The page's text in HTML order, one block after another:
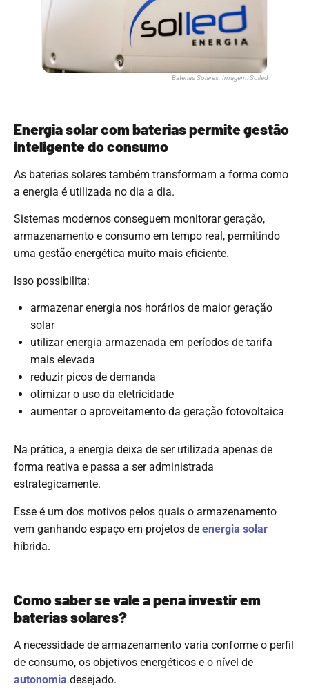
Baterias Solares. Imagem: Solled
Energia solar com baterias permite gestão
inteligente do consumo
As baterias solares também transformam a forma como
a energia é utilizada no dia a dia.
Sistemas modernos conseguem monitorar geração,
armazenamento e consumo em tempo real, permitindo
uma gestão energética muito mais eficiente.
Isso possibilita:
armazenar energia nos horários de maior geração
solar
utilizar energia armazenada em períodos de tarifa
mais elevada
reduzir picos de demanda
otimizar o uso da eletricidade
aumentar o aproveitamento da geração fotovoltaica
Na prática, a energia deixa de ser utilizada apenas de
forma reativa e passa a ser administrada
estrategicamente.
Esse é um dos motivos pelos quais o armazenamento
vem ganhando espaço em projetos de energia solar
híbrida.
Como saber se vale a pena investir em
baterias solares?
A necessidade de armazenamento varia conforme o perfil
de consumo, os objetivos energéticos e o nível de
autonomia desejado.